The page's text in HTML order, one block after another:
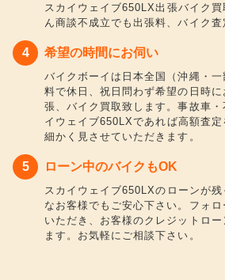
スカイウェイブ650LX出張バイク
ん商談不成立でも出張料、バイク査
希望の時間にお伺い
バイクボーイは日本全国（沖縄・
料で休日、祝日問わず希望の日時
張、バイク買取致します。事故車
イウェイブ650LXであれば高額査
細かく見させていただきます。
ローン中のバイクもOK
スカイウェイブ650LXのローンが
なお客様でもご安心下さい。フォ
いただき、お客様のクレジットロー
ます。お気軽にご相談下さい。